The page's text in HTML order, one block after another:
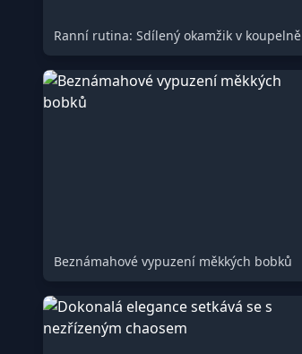
Ranní rutina: Sdílený okamžik v koupelně
Beznámahové vypuzení měkkých bobků